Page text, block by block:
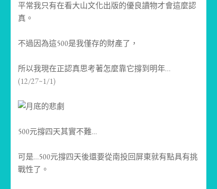
平常我只有在看大山文化出版的優良讀物才會這麼認
真。
不過因為這500是我僅存的財產了，
所以我現在正認真思考著怎麼靠它撐到明年…
(12/27~1/1)
500元撐四天其實不難…
可是…500元撐四天後還要從南投回屏東就有點具有挑
戰性了。